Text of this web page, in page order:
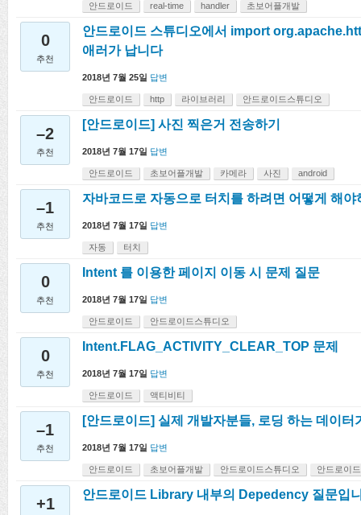
안드로이드 real-time handler 초보어플개발
0
추천
안드로이드 스튜디오에서 import
애러가 납니다
2018년 7월 25일 답변
안드로이드 http 라이브러리 안드로이드스튜디오
–2
추천
[안드로이드] 사진 찍은거 전송하기
2018년 7월 17일 답변
안드로이드 초보어플개발 카메라 사진 android
–1
추천
자바코드로 자동으로 터치를 하려면 어떻게 해야
2018년 7월 17일 답변
자동 터치
0
추천
Intent 를 이용한 페이지 이동 시 문제 질문
2018년 7월 17일 답변
안드로이드 안드로이드스튜디오
0
추천
Intent.FLAG_ACTIVITY_CLEAR_TOP 문제
2018년 7월 17일 답변
안드로이드 액티비티
–1
추천
[안드로이드] 실제 개발자분들, 로딩 하는 데이터
2018년 7월 17일 답변
안드로이드 초보어플개발 안드로이드스튜디오 안드로이
+1
안드로이드 Library 내부의 Depedency 질문입